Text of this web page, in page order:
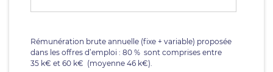
Rémunération brute annuelle (fixe + variable) proposée
dans les offres d’emploi : 80 % sont comprises entre
35 k€ et 60 k€ (moyenne 46 k€).